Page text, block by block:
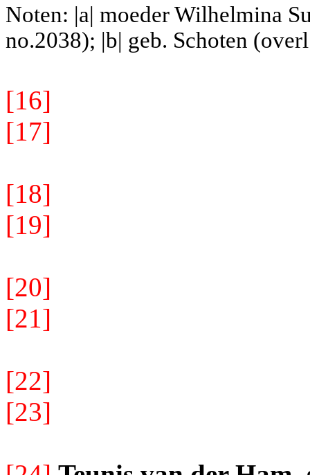
Noten: |a| moeder Wilhelmina
no.2038); |b| geb. Schoten
[16]
[17]
[18]
[19]
[20]
[21]
[22]
[23]